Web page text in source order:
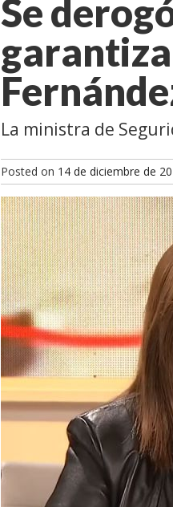
Se
La ministra de
Posted on 14 de diciembre de